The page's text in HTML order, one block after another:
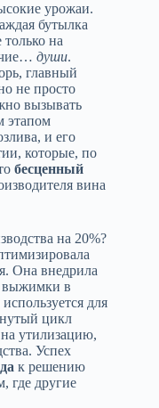
урожаи.
бутылка
только на
души.
главный
не просто
вызывать
этапом
и его
которые, по
бесценный
вина
на 20%?
Она внедрила
выжимки в
для
цикл
на утилизацию,
Успех
к решению
где другие